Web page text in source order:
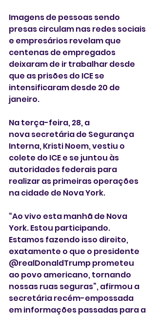
Imagens de pessoas sendo
presas circulam nas redes sociais
e empresários revelam que
centenas de empregados
deixaram de ir trabalhar desde
que as prisões do ICE se
intensificaram desde 20 de
janeiro.
Na terça-feira, 28, a
nova secretária de Segurança
Interna, Kristi Noem, vestiu o
colete do ICE e se juntou às
autoridades federais para
realizar as primeiras operações
na cidade de Nova York.
“Ao vivo esta manhã de Nova
York. Estou participando.
Estamos fazendo isso direito,
exatamente o que o presidente
@realDonaldTrump prometeu
ao povo americano, tornando
nossas ruas seguras”, afirmou a
secretária recém-empossada
em informações passadas para a